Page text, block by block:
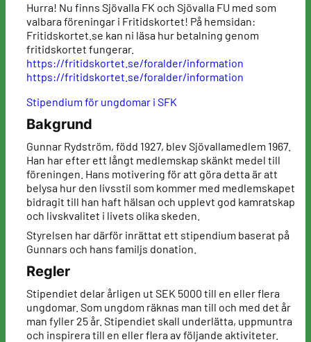
Hurra! Nu finns Sjövalla FK och Sjövalla FU med som
valbara föreningar i Fritidskortet! På hemsidan:
Fritidskortet.se kan ni läsa hur betalning genom
fritidskortet fungerar.
https://fritidskortet.se/foralder/information
https://fritidskortet.se/foralder/information
Stipendium för ungdomar i SFK
Bakgrund
Gunnar Rydström, född 1927, blev Sjövallamedlem 1967.
Han har efter ett långt medlemskap skänkt medel till
föreningen. Hans motivering för att göra detta är att
belysa hur den livsstil som kommer med medlemskapet
bidragit till han haft hälsan och upplevt god kamratskap
och livskvalitet i livets olika skeden.
Styrelsen har därför inrättat ett stipendium baserat på
Gunnars och hans familjs donation.
Regler
Stipendiet delar årligen ut SEK 5000 till en eller flera
ungdomar. Som ungdom räknas man till och med det år
man fyller 25 år. Stipendiet skall underlätta, uppmuntra
och inspirera till en eller flera av följande aktiviteter.